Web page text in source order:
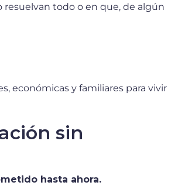
todo o en que, de algún
económicas y familiares para vivir
sin
hasta ahora.